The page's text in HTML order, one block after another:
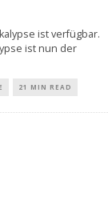
ist verfügbar.
ist nun der
21 MIN READ